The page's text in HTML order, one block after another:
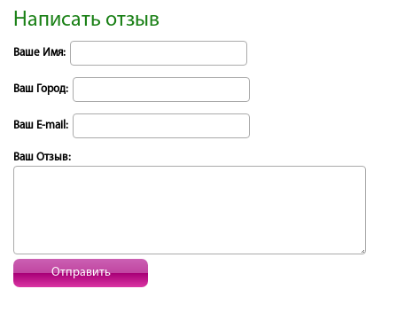
Написать отзыв
Ваше Имя:
Ваш Город:
Ваш E-mail:
Ваш Отзыв:
Отправить